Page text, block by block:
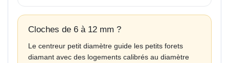
Cloches de 6 à 12 mm ?
Le centreur petit diamètre guide les petits forets
diamant avec des logements calibrés au diamètre